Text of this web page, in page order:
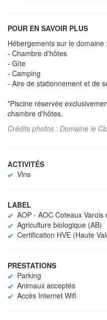
POUR EN SAVOIR PLUS
Hébergements sur le domaine :
- Chambre d'hôtes
- Gîte
- Camping
- Aire de stationnement et de
*Piscine réservée
chambre d'hôtes.
Crédits photos : Domaine le
ACTIVITÉS
Vins
LABEL
AOP - AOC Coteaux Varois
Agriculture biologique (AB)
Certification HVE (Haute
PRESTATIONS
Parking
Animaux acceptés
Accès Internet Wifi